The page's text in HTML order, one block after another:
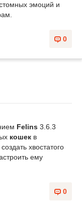
эмоций и
0
Felins 3.6.3
кошек в
хвостатого
ему
0